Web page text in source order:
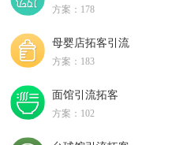
方案：178
母婴店拓客引流
方案：183
面馆引流拓客
方案：102